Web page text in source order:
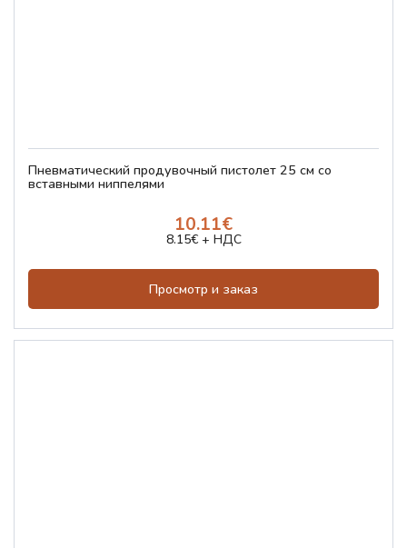
Пневматический продувочный пистолет 25 см со
вставными ниппелями
10.11€
8.15€ + НДС
Просмотр и заказ